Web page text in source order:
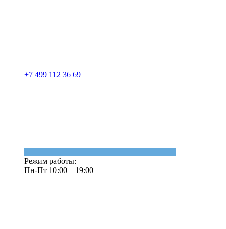
+7 499 112 36 69
Режим работы:
Пн-Пт 10:00—19:00